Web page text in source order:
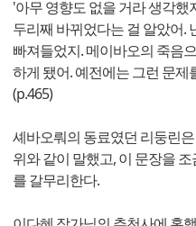
'아무 영향도 없을 거라 생각
두리째 바뀌었다는 걸 알았어.
빠져들었지. 메이바오의 죽음
하게 됐어. 예전에는 그런 문
(p.465)
셰바오뤄의 동료였던 리둥린
위와 같이 말했고, 이 문장을
를 갈무리한다.